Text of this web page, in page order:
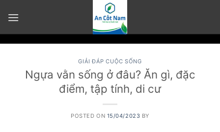
GIẢI ĐÁP CUỘC SỐNG
Ngựa vằn sống ở đâu? Ăn gì, đặc
điểm, tập tính, di cư
POSTED ON 15/04/2023 BY